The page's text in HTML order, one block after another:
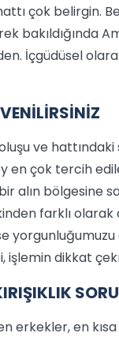
çok belirgin.
bakıldığında
İçgüdüsel
oluşu ve
en çok tercih
alın bölgesine
farklı
dikkat
erkekler, en